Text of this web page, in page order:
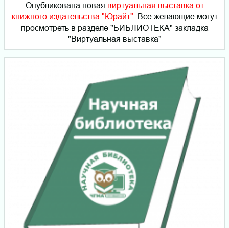
Опубликована новая виртуальная выставка от
книжного издательства "Юрайт".
Все желающие могут
просмотреть в разделе "БИБЛИОТЕКА" закладка
"Виртуальная выставка"